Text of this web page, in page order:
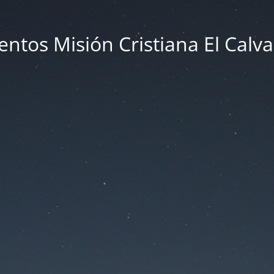
Misión Cristiana El